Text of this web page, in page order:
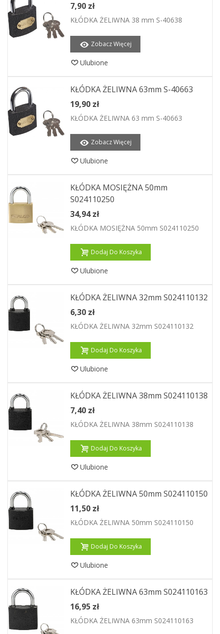
7,90 zł
KŁÓDKA ŻELIWNA 38 mm S-40638
Zobacz Więcej
Ulubione
KŁÓDKA ŻELIWNA 63mm S-40663
19,90 zł
KŁÓDKA ŻELIWNA 63 mm S-40663
Zobacz Więcej
Ulubione
KŁÓDKA MOSIĘŻNA 50mm
S024110250
34,94 zł
KŁÓDKA MOSIĘŻNA 50mm S024110250
Dodaj Do Koszyka
Ulubione
KŁÓDKA ŻELIWNA 32mm S024110132
6,30 zł
KŁÓDKA ŻELIWNA 32mm S024110132
Dodaj Do Koszyka
Ulubione
KŁÓDKA ŻELIWNA 38mm S024110138
7,40 zł
KŁÓDKA ŻELIWNA 38mm S024110138
Dodaj Do Koszyka
Ulubione
KŁÓDKA ŻELIWNA 50mm S024110150
11,50 zł
KŁÓDKA ŻELIWNA 50mm S024110150
Dodaj Do Koszyka
Ulubione
KŁÓDKA ŻELIWNA 63mm S024110163
16,95 zł
KŁÓDKA ŻELIWNA 63mm S024110163